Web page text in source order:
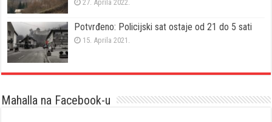
27. Aprila 2022.
Potvrđeno: Policijski sat ostaje od 21 do 5 sati
15. Aprila 2021.
Mahalla na Facebook-u